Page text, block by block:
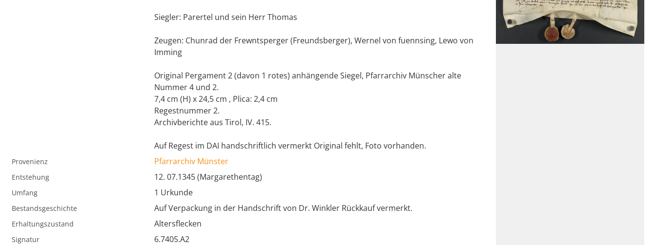
Siegler: Parertel und sein Herr Thomas
Zeugen: Chunrad der Frewntsperger (Freundsberger), Wernel von fuennsing, Lewo von
Imming
Original Pergament 2 (davon 1 rotes) anhängende Siegel, Pfarrarchiv Münscher alte
Nummer 4 und 2.
7,4 cm (H) x 24,5 cm , Plica: 2,4 cm
Regestnummer 2.
Archivberichte aus Tirol, IV. 415.
Auf Regest im DAI handschriftlich vermerkt Original fehlt, Foto vorhanden.
Provenienz Pfarrarchiv Münster
Entstehung 12. 07.1345 (Margarethentag)
Umfang 1 Urkunde
Bestandsgeschichte Auf Verpackung in der Handschrift von Dr. Winkler Rückkauf vermerkt.
Erhaltungszustand Altersflecken
Signatur 6.7405.A2